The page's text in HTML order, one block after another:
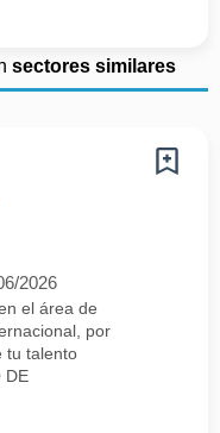
sectores similares
2026
el área de
por
tu talento
DE